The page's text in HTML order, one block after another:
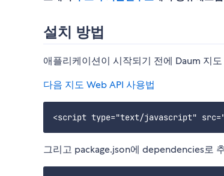
설치 방법
애플리케이션이 시작되기 전에 Daum 지
다음 지도 Web API 사용법
그리고 package.json에 dependencies로